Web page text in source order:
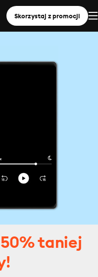
Skorzystaj z promocji
taniej